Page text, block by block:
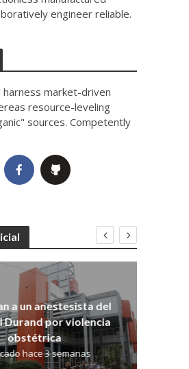
engineer reliable.
harness market-driven
resource-leveling
sources. Competently
a un anestesista del
Durand por violencia
obstétrica
hace 3 semanas